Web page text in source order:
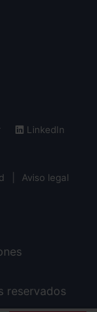
LinkedIn
Aviso legal
reservados